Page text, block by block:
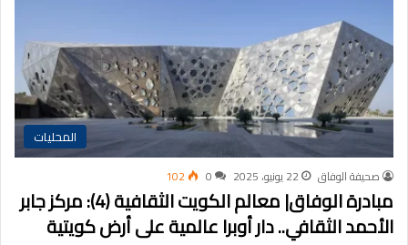
المحليات
صحيفة الوفاق 22 يونيو، 2025 0
102
مبادرة الوفاق| معالم الكويت الثقافية (4): مركز جابر
الأحمد الثقافي.. دار أوبرا عالمية على أرض كويتية